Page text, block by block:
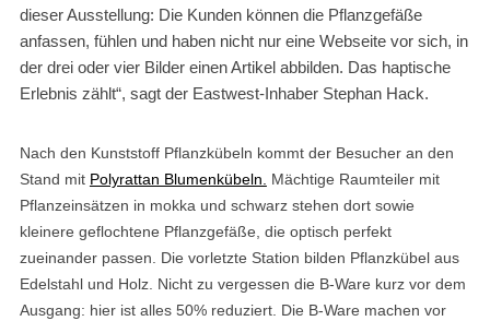
dieser Ausstellung: Die Kunden können die Pflanzgefäße
anfassen, fühlen und haben nicht nur eine Webseite vor sich, in
der drei oder vier Bilder einen Artikel abbilden. Das haptische
Erlebnis zählt“, sagt der Eastwest-Inhaber Stephan Hack.
Nach den Kunststoff Pflanzkübeln kommt der Besucher an den
Stand mit Polyrattan Blumenkübeln.
Mächtige Raumteiler mit
Pflanzeinsätzen in mokka und schwarz stehen dort sowie
kleinere geflochtene Pflanzgefäße, die optisch perfekt
zueinander passen. Die vorletzte Station bilden Pflanzkübel aus
Edelstahl und Holz. Nicht zu vergessen die B-Ware kurz vor dem
Ausgang: hier ist alles 50% reduziert. Die B-Ware machen vor